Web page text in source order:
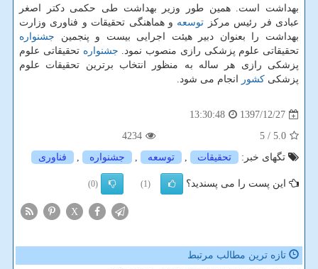
بهداشت است. همین طور وزیر بهداشت طی حكمی دكتر اصغر
عبادی فر رئیس مركز توسعه و هماهنگی تحقیقات و فناوری وزارت
بهداشت را بعنوان دبیر هیئت اجرایی بیست و پنجمین جشنواره
تحقیقاتی علوم پزشكی رازی منصوب نمود. جشنواره تحقیقاتی علوم
پزشكی رازی هر ساله به منظور انتخاب برترین تحقیقات علوم
پزشكی كشور انجام می شود.
1397/12/27
13:30:48
5.0
/ 5
4234
تگهای خبر:
تحقیقات , توسعه , جشنواره , فناوری
این پست را می پسندید؟ (1)
(0)
X
تازه ترین مطالب مرتبط